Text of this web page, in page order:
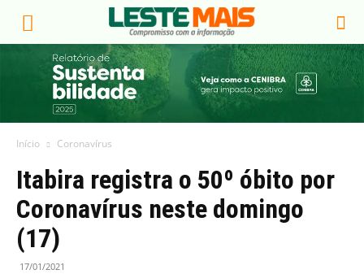
Início Coronavírus
Itabira registra o 50º óbito por
Coronavírus neste domingo
(17)
17/01/2021